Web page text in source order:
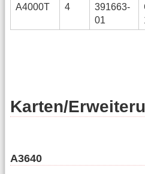
A4000T 4
391663-
01
Karten/
A3640